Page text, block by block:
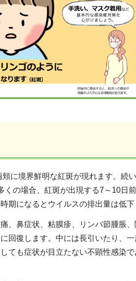
に境界鮮明な紅斑が現れます。続
くの場合、紅斑が出現する7～10日
期になるとウイルスの排出量は低下
、鼻症状、粘膜疹、リンパ節腫脹
回復します。中には長引いたり、
ても症状が目立たない不顕性感染